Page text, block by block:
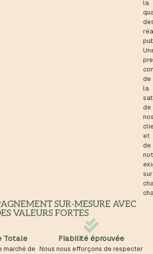
la
de
la
de
et
de
sur
SUR-MESURE AVEC
VALEURS FORTES
Totale
marché de
Fiabilité éprouvée
Nous nous efforçons de respecter